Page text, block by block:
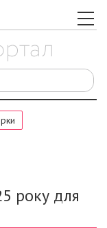
року для